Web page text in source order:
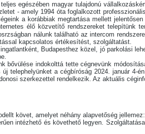
egészében magyar tulajdonú
- amely 1994 óta foglalkozott
a korábbiak megtartása mellett
élő közvetítő rendszereket
nálunk található az intercom
kapcsolatos értékesítést, szolgáltatást.
Budapesthez közel, jó parkolási
bővülése indokolttá tette cégnevünk
telephelyünket a cégbíróság 2024. január
szerkezettel rendelkezik. Az aktuális
követ, amelyet néhány alapvetőség
intézhető és követhető legyen.